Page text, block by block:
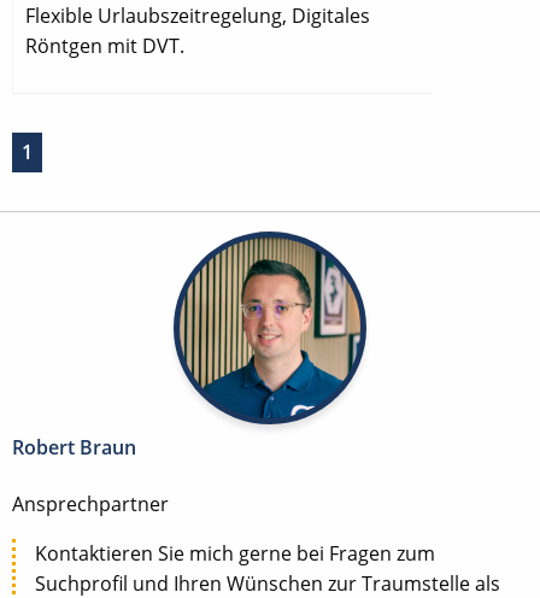
Flexible Urlaubszeitregelung, Digitales
Röntgen mit DVT.
1
Robert Braun
Ansprechpartner
Kontaktieren Sie mich gerne bei Fragen zum
Suchprofil und Ihren Wünschen zur Traumstelle als